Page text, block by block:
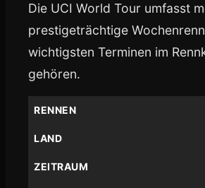
Die UCI World Tour umfasst
prestigeträchtige
wichtigsten Terminen im
gehören.
RENNEN
LAND
ZEITRAUM